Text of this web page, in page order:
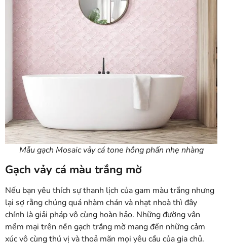
Mẫu gạch Mosaic vảy cá tone hồng phấn nhẹ nhàng
Gạch vảy cá màu trắng mờ
Nếu bạn yêu thích sự thanh lịch của gam màu trắng nhưng
lại sợ rằng chúng quá nhàm chán và nhạt nhoà thì đây
chính là giải pháp vô cùng hoàn hảo. Những đường vân
mềm mại trên nền gạch trắng mờ mang đến những cảm
xúc vô cùng thú vị và thoả mãn mọi yêu cầu của gia chủ.